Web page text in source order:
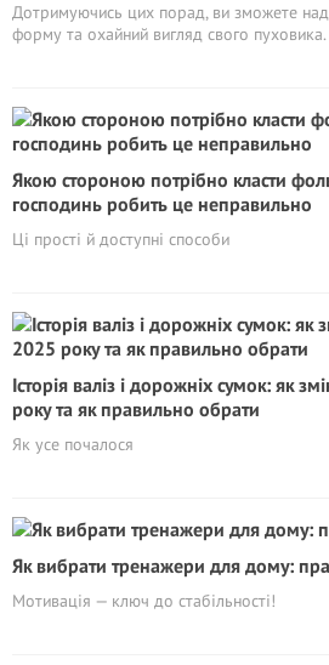
Дотримуючись цих порад, ви зможете
форму та охайний вигляд свого пуховика.
Якою стороною потрібно класти
господинь робить це неправильно
Ці прості й доступні способи
Історія валіз і дорожніх сумок: як
року та як правильно обрати
Як усе почалося
Як вибрати тренажери для дому:
Мотивація — ключ до стабільності!